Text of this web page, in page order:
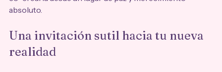
absoluto.
Una invitación sutil hacia tu nueva
realidad